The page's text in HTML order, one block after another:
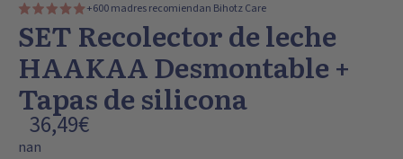
+600 madres recomiendan Bihotz Care
SET Recolector de leche
HAAKAA Desmontable +
Tapas de silicona
36,49€
nan